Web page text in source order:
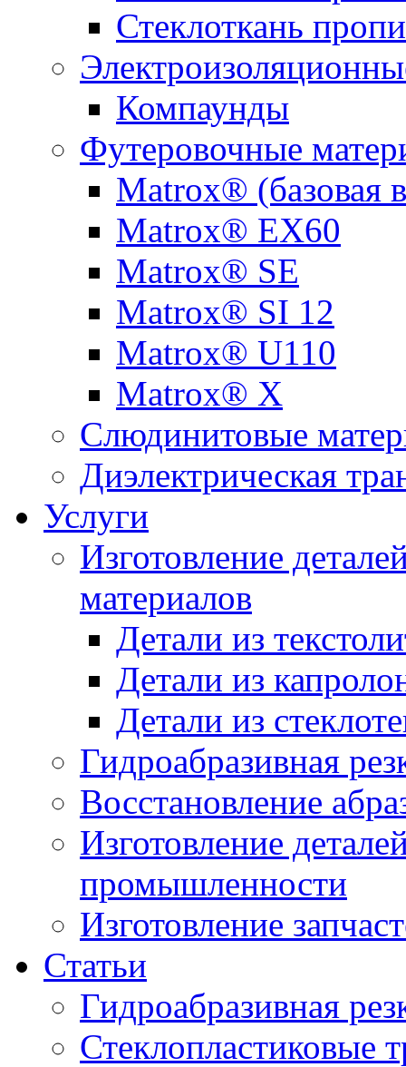
Стеклоткань
Компаунды
Футеровочные
Matrox® (базовая
Matrox® EX60
Matrox® SE
Matrox® SI 12
Matrox® U110
Matrox® X
Слюдинитовые
Диэлектрическая
Услуги
Изготовление
материалов
Детали из
Детали из
Детали из
Гидроабразивная
Восстановление
Изготовление
промышленности
Изготовление
Статьи
Гидроабразивная
Стеклопластиковые